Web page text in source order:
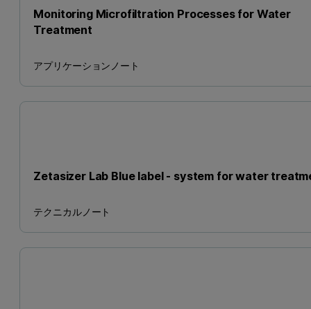
Monitoring Microfiltration Processes for Water
Treatment
アプリケーションノート
Zetasizer Lab Blue label - system for water
テクニカルノート